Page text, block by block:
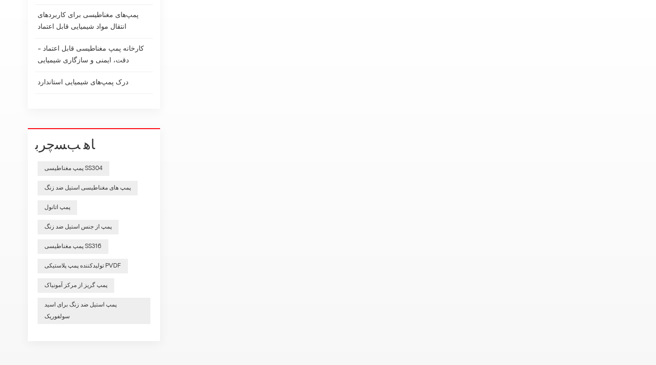
پمپ‌های مغناطیسی برای کاربردهای
انتقال مواد شیمیایی قابل اعتماد
کارخانه پمپ مغناطیسی قابل اعتماد -
دقت، ایمنی و سازگاری شیمیایی
درک پمپ‌های شیمیایی استاندارد
ﺎﻫ ﺐﺴﭼﺮﺑ
پمپ مغناطیسی SS304
پمپ های مغناطیسی استیل ضد زنگ
پمپ اتانول
پمپ از جنس استیل ضد زنگ
پمپ مغناطیسی SS316
تولیدکننده پمپ پلاستیکی PVDF
پمپ گریز از مرکز آمونیاک
پمپ استیل ضد زنگ برای اسید
سولفوریک